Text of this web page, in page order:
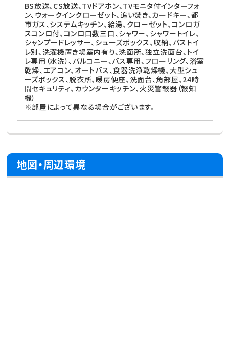
BS放送、CS放送、TVドアホン、TVモニタ付インターフォ
ン、ウォークインクローゼット、追い焚き、カードキー、都
市ガス、システムキッチン、給湯、クローゼット、コンロガ
スコンロ付、コンロ口数三口、シャワー、シャワートイレ、
シャンプードレッサー、シューズボックス、収納、バストイ
レ別、洗濯機置き場室内有り、洗面所、独立洗面台、トイ
レ専用（水洗）、バルコニー、バス専用、フローリング、浴室
乾燥、エアコン、オートバス、食器洗浄乾燥機、大型シュ
ーズボックス、脱衣所、暖房便座、洗面台、角部屋、24時
間セキュリティ、カウンターキッチン、火災警報器（報知
機）
※部屋によって異なる場合がございます。
地図・周辺環境